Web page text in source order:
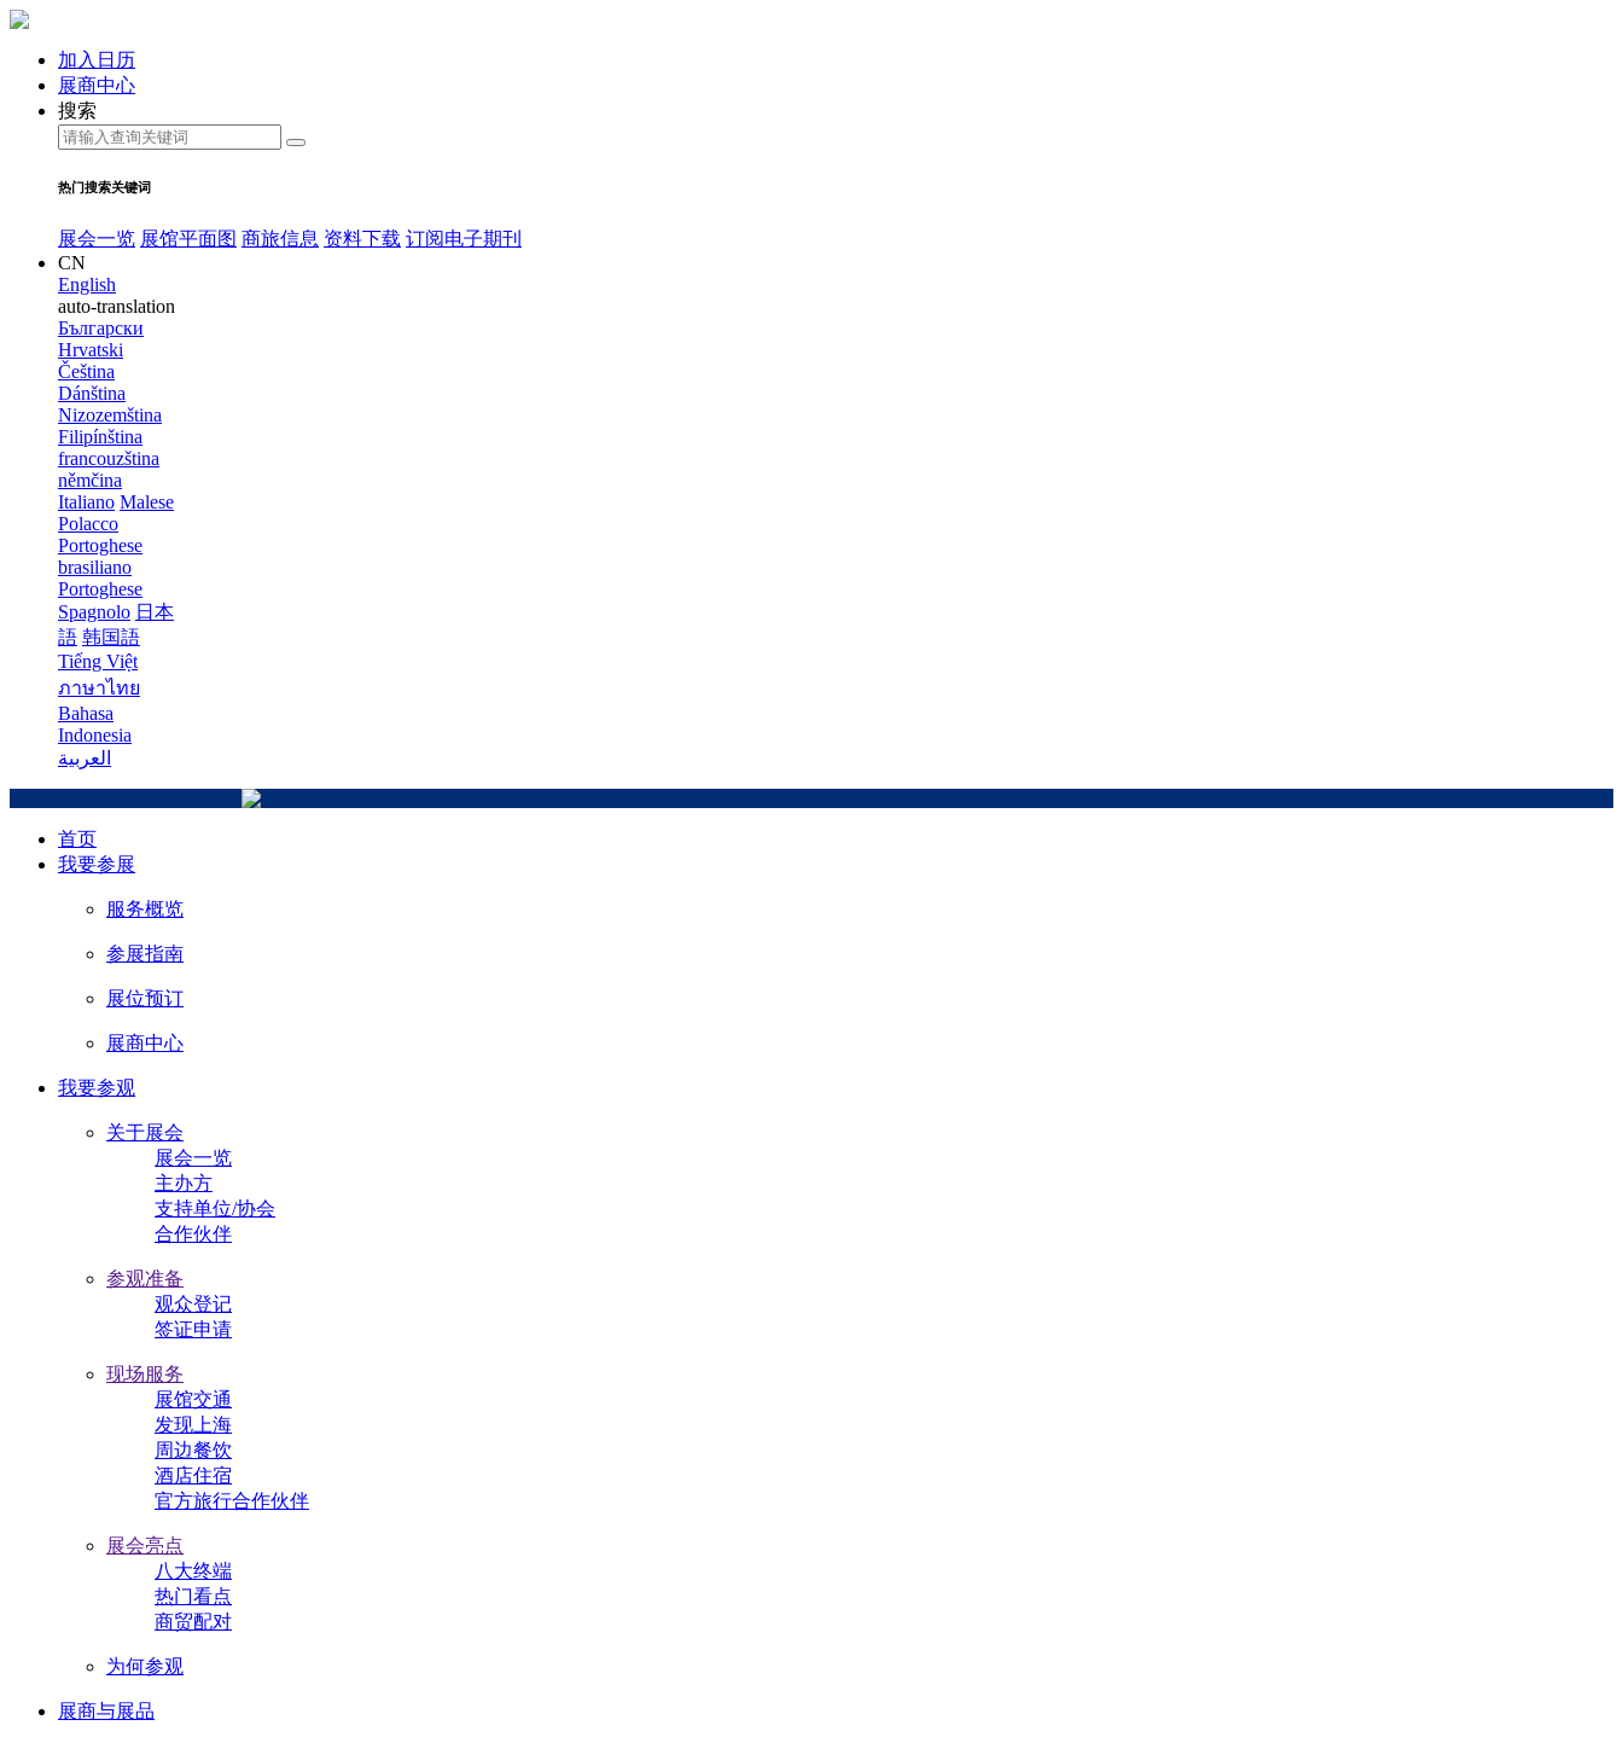
加入日历
展商中心
搜索
热门搜索关键词
展会一览 展馆平面图 商旅信息 资料下载 订阅电子期刊
CN
English
auto-translation
Български
Hrvatski
Čeština
Dánština
Nizozemština
Filipínština
francouzština
němčina
Italiano Malese
Polacco
Portoghese
brasiliano
Portoghese
Spagnolo 日本
語 韩国語
Tiếng Việt
ภาษาไทย
Bahasa
Indonesia
العربية
首页
我要参展
服务概览
参展指南
展位预订
展商中心
我要参观
关于展会
展会一览
主办方
支持单位/协会
合作伙伴
参观准备
观众登记
签证申请
现场服务
展馆交通
发现上海
周边餐饮
酒店住宿
官方旅行合作伙伴
展会亮点
八大终端
热门看点
商贸配对
为何参观
展商与展品